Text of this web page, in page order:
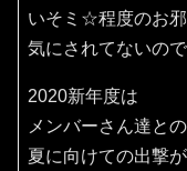
いそミ☆程度のお
気にされてないの
2020新年度は
メンバーさん達と
夏に向けての出撃